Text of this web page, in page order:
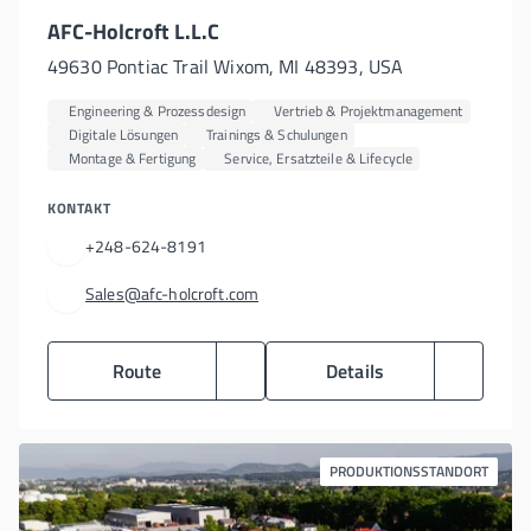
AFC-Holcroft L.L.C
49630 Pontiac Trail Wixom, MI 48393, USA
Engineering & Prozessdesign
Vertrieb & Projektmanagement
Digitale Lösungen
Trainings & Schulungen
Montage & Fertigung
Service, Ersatzteile & Lifecycle
KONTAKT
+248-624-8191
Sales@afc-holcroft.com
Route Details
PRODUKTIONSSTANDORT